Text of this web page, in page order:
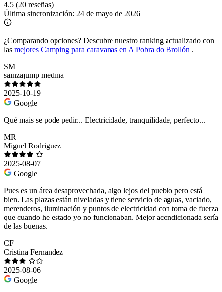
4.5 (20 reseñas)
Última sincronización: 24 de mayo de 2026
¿Comparando opciones? Descubre nuestro ranking actualizado con
las mejores Camping para caravanas en A Pobra do Brollón .
SM
sainzajump medina
2025-10-19
Google
Qué mais se pode pedir... Electricidade, tranquilidade, perfecto...
MR
Miguel Rodriguez
2025-08-07
Google
Pues es un área desaprovechada, algo lejos del pueblo pero está
bien. Las plazas están niveladas y tiene servicio de aguas, vaciado,
merenderos, iluminación y puntos de electricidad con toma de fuerza
que cuando he estado yo no funcionaban. Mejor acondicionada sería
de las buenas.
CF
Cristina Fernandez
2025-08-06
Google